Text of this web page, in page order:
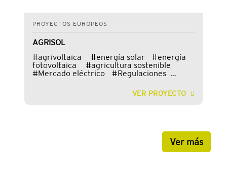
PROYECTOS EUROPEOS
AGRISOL
#agrivoltaica #energía solar #energía
fotovoltaica #agricultura sostenible
#Mercado eléctrico #Regulaciones
proyecto, financiado por el program
VER PROYECTO
Ver más